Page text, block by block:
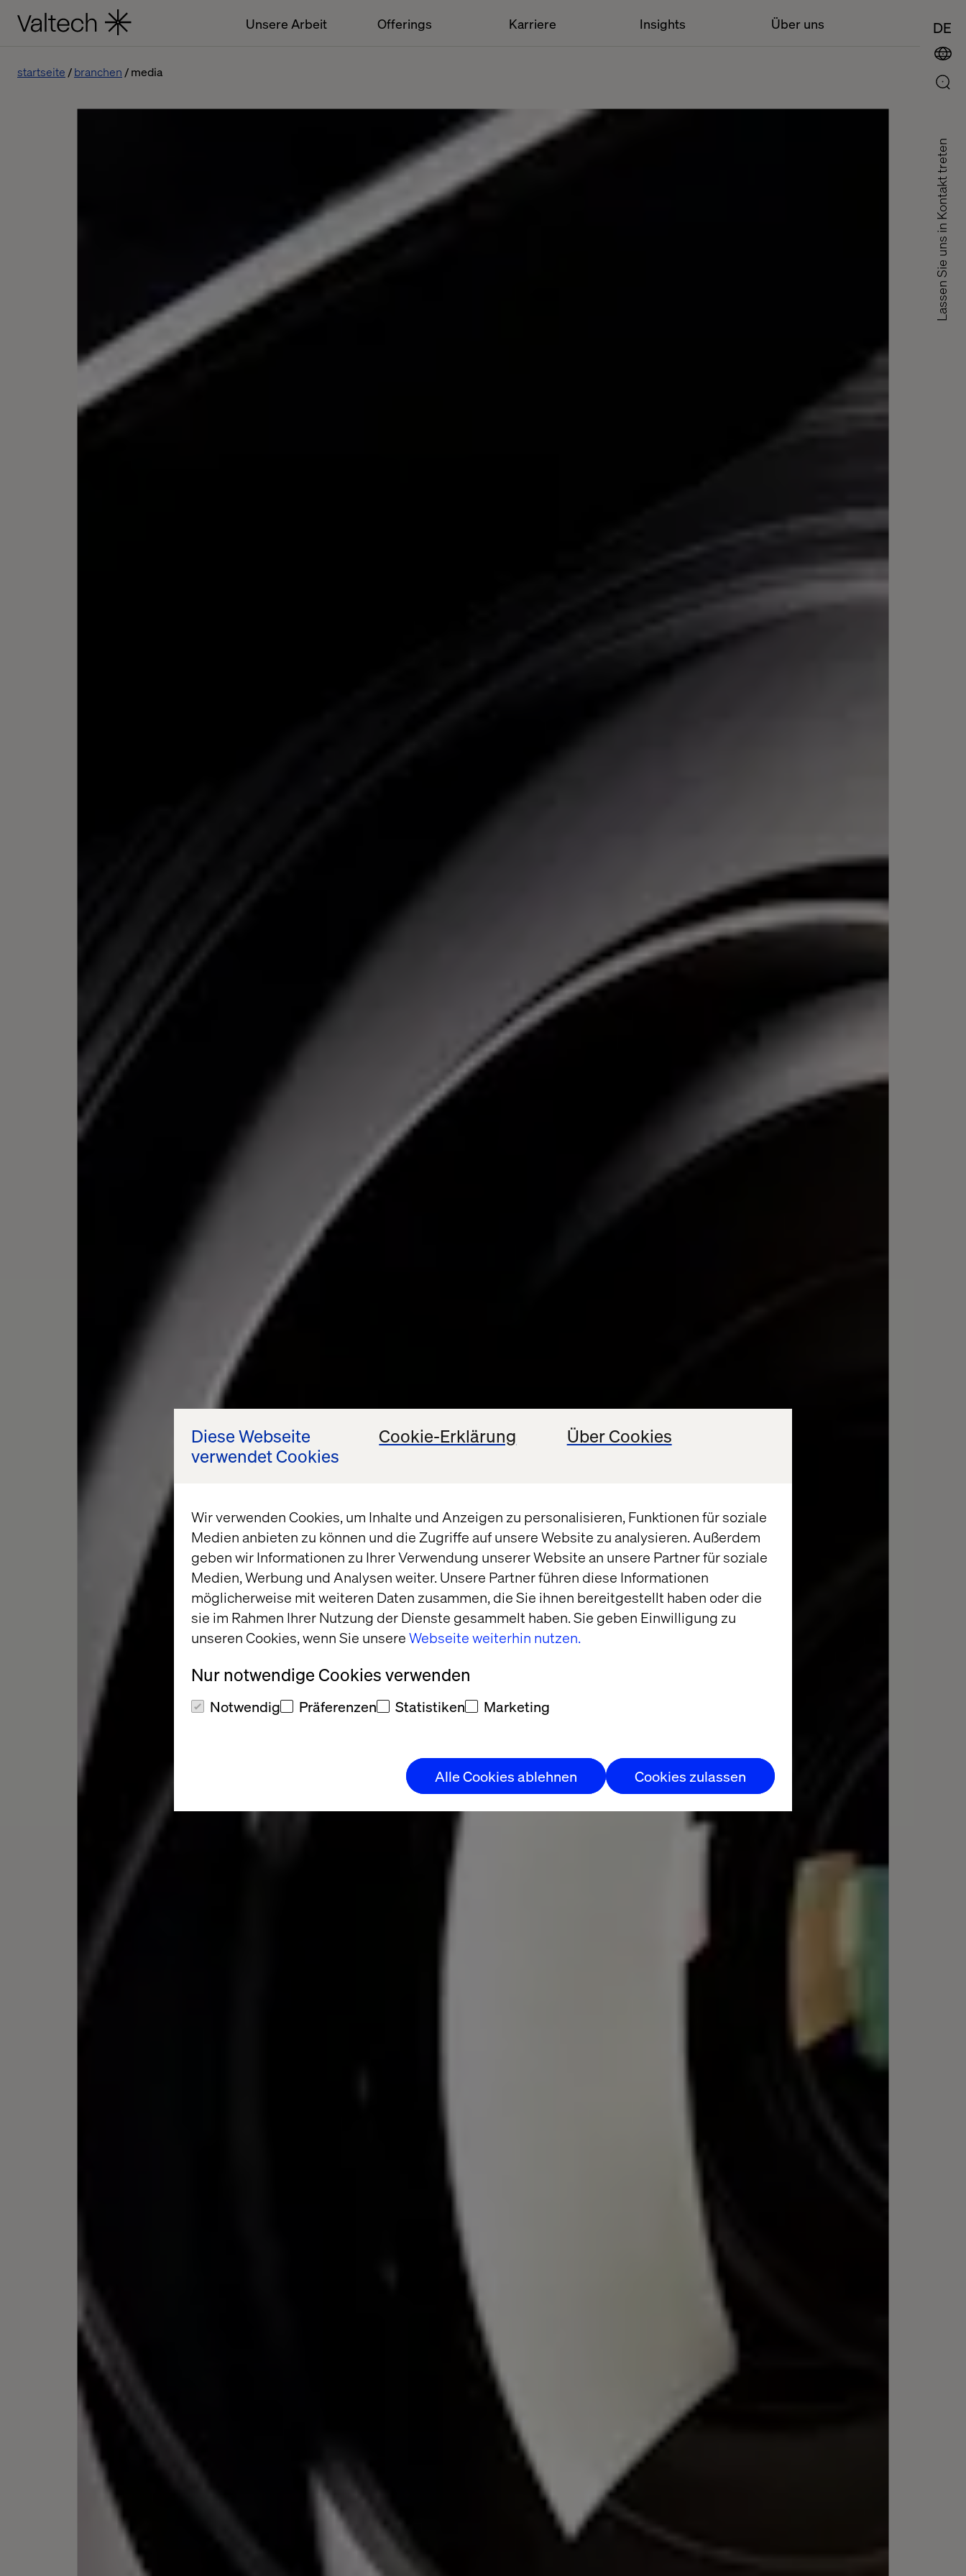
Diese Webseite
verwendet Cookies
Cookie-Erklärung Über Cookies
Wir verwenden Cookies, um Inhalte und Anzeigen zu personalisieren, Funktionen für soziale
Medien anbieten zu können und die Zugriffe auf unsere Website zu analysieren. Außerdem
geben wir Informationen zu Ihrer Verwendung unserer Website an unsere Partner für soziale
Medien, Werbung und Analysen weiter. Unsere Partner führen diese Informationen
möglicherweise mit weiteren Daten zusammen, die Sie ihnen bereitgestellt haben oder die
sie im Rahmen Ihrer Nutzung der Dienste gesammelt haben. Sie geben Einwilligung zu
unseren Cookies, wenn Sie unsereWebseite weiterhin nutzen.
Nur notwendige Cookies verwenden
Notwendig Präferenzen Statistiken Marketing
Alle Cookies ablehnen Cookies zulassen
Unsere Arbeit Offerings Karriere Insights Über uns DE
Lassen Sie uns in Kontakt treten
startseite branchen media